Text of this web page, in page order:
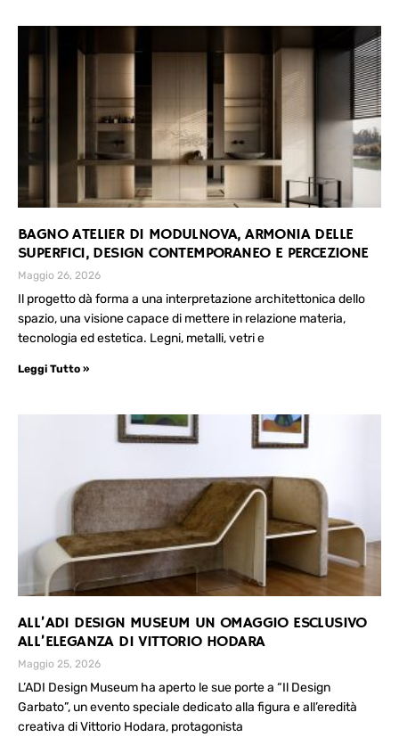
BAGNO ATELIER DI MODULNOVA, ARMONIA DELLE
SUPERFICI, DESIGN CONTEMPORANEO E PERCEZIONE
Maggio 26, 2026
Il progetto dà forma a una interpretazione architettonica dello
spazio, una visione capace di mettere in relazione materia,
tecnologia ed estetica. Legni, metalli, vetri e
Leggi Tutto »
ALL’ADI DESIGN MUSEUM UN OMAGGIO ESCLUSIVO
ALL’ELEGANZA DI VITTORIO HODARA
Maggio 25, 2026
L’ADI Design Museum ha aperto le sue porte a “Il Design
Garbato”, un evento speciale dedicato alla figura e all’eredità
creativa di Vittorio Hodara, protagonista